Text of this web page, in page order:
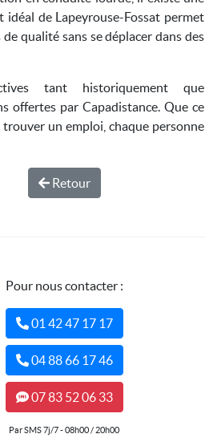
idéal de Lapeyrouse-Fossat permet
qualité sans se déplacer dans des
tant historiquement que
offertes par Capadistance. Que ce
un emploi, chaque personne
Retour
Pour nous contacter :
01 42 47 17 17
04 88 66 17 46
07 83 52 06 33
Par SMS 7j/7 - 08h00 / 20h00